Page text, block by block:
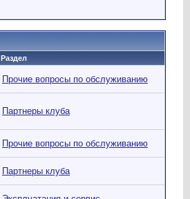
Раздел
Прочие вопросы по обслуживанию
Партнеры клуба
Прочие вопросы по обслуживанию
Партнеры клуба